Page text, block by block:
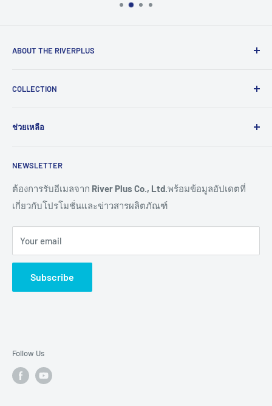
ABOUT THE RIVERPLUS
สินค้าและบริการเทคโนโลยีแบบครบวงจร จากทั่วโลกตั้งแต่ปี
และอุตสาหกรรม 4.0
COLLECTION
HMI
Connectivity
Remote I/O
Sensor
IoT Controller
Video Wall
Digital Signage
TV & Monitor
AMR
Accessory
ช่วยเหลือ
ขอราคางานโครงการ
การสั่งซื้อสินค้า
การชำระเงิน
การจัดส่งสินค้า
การขอใบเสนอราคา
การรับประกันสินค้า
การคืนสินค้า และการคืนเงิน
NEWSLETTER
ต้องการรับอีเมลจาก River Plus Co., Ltd.พร้อมข้อมูลอัปเดตที่
เกี่ยวกับโปรโมชั่นและข่าวสารผลิตภัณฑ์
Your email
Subscribe
Follow Us